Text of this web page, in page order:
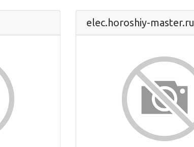
elec.horoshiy-master.ru